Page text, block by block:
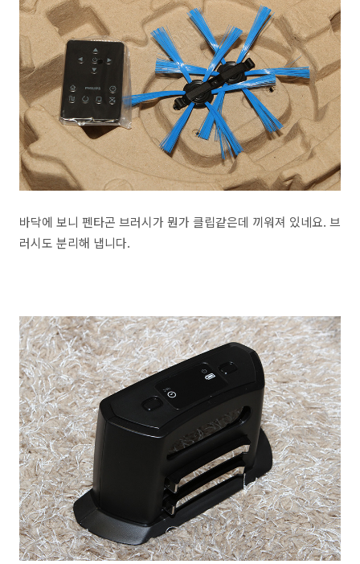
바닥에 보니 펜타곤 브러시가 뭔가 클립같은데 끼워져 있네요. 브
러시도 분리해 냅니다.